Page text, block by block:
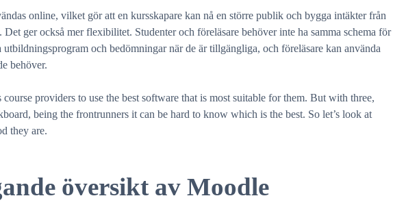
online, vilket gör att en kursskapare kan nå en större publik och bygga intäkter från
Det ger också mer flexibilitet. Studenter och föreläsare behöver inte ha samma schema för
utbildningsprogram och bedömningar när de är tillgängliga, och föreläsare kan använda
behöver.
providers to use the best software that is most suitable for them. But with three,
being the frontrunners it can be hard to know which is the best. So let’s look at
they are.
översikt av Moodle